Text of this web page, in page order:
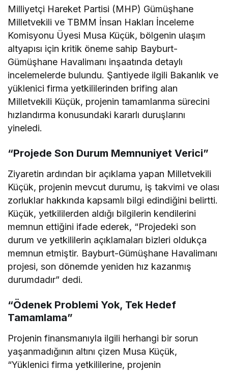
Milliyetçi Hareket Partisi (MHP) Gümüşhane
Milletvekili ve TBMM İnsan Hakları İnceleme
Komisyonu Üyesi Musa Küçük, bölgenin ulaşım
altyapısı için kritik öneme sahip Bayburt-
Gümüşhane Havalimanı inşaatında detaylı
incelemelerde bulundu. Şantiyede ilgili Bakanlık ve
yüklenici firma yetkililerinden brifing alan
Milletvekili Küçük, projenin tamamlanma sürecini
hızlandırma konusundaki kararlı duruşlarını
yineledi.
“Projede Son Durum Memnuniyet Verici”
Ziyaretin ardından bir açıklama yapan Milletvekili
Küçük, projenin mevcut durumu, iş takvimi ve olası
zorluklar hakkında kapsamlı bilgi edindiğini belirtti.
Küçük, yetkililerden aldığı bilgilerin kendilerini
memnun ettiğini ifade ederek, “Projedeki son
durum ve yetkililerin açıklamaları bizleri oldukça
memnun etmiştir. Bayburt-Gümüşhane Havalimanı
projesi, son dönemde yeniden hız kazanmış
durumdadır” dedi.
“Ödenek Problemi Yok, Tek Hedef
Tamamlama”
Projenin finansmanıyla ilgili herhangi bir sorun
yaşanmadığının altını çizen Musa Küçük,
“Yüklenici firma yetkililerine, projenin